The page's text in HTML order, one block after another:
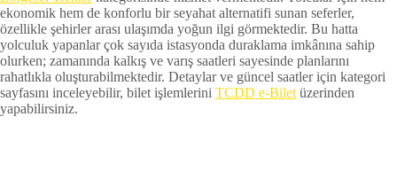
ekonomik hem de konforlu bir seyahat alternatifi sunan seferler,
özellikle şehirler arası ulaşımda yoğun ilgi görmektedir. Bu hatta
yolculuk yapanlar çok sayıda istasyonda duraklama imkânına sahip
olurken; zamanında kalkış ve varış saatleri sayesinde planlarını
rahatlıkla oluşturabilmektedir. Detaylar ve güncel saatler için kategori
sayfasını inceleyebilir, bilet işlemlerini TCDD e-Bilet üzerinden
yapabilirsiniz.